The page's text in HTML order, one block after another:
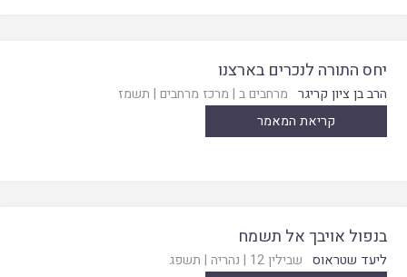
יחס התורה לנכרים בארצנו
הרב בן ציון קריגר מרחבים ב | מרכז מרחבים | תשמז
קריאת המאמר
בנפול אויבך אל תשמח
ליעד שטראוס שבילין 12 | נהריה | תשפג